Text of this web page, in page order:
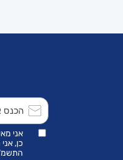
אני
כן,